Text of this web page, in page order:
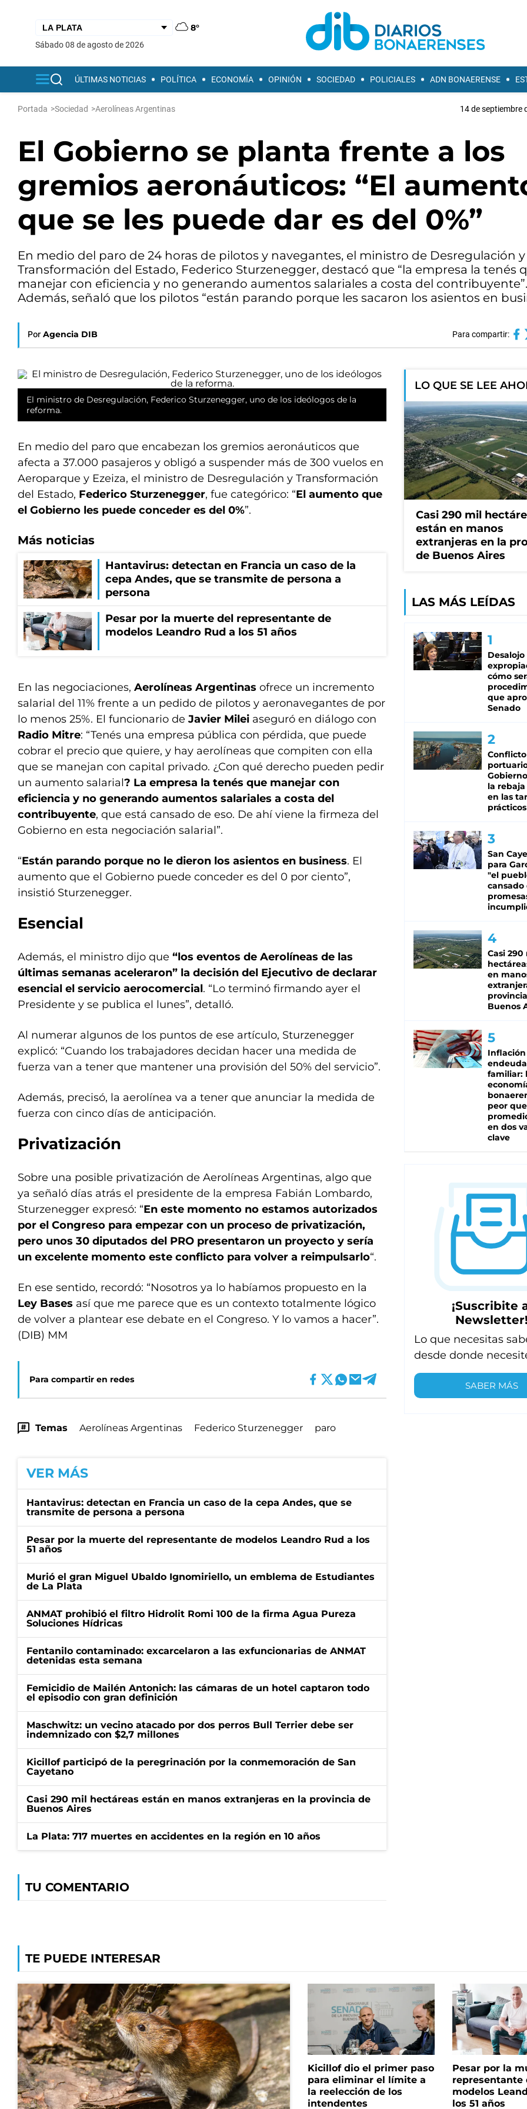
8°
sábado 08 de agosto de 2026
ÚLTIMAS NOTICIAS POLÍTICA ECONOMÍA OPINIÓN SOCIEDAD POLICIALES ADN BONAERENSE
Portada >Sociedad >Aerolíneas Argentinas 14 de septiembre
El Gobierno se planta frente a los
gremios aeronáuticos: “El
que se les puede dar es del 0%”
En medio del paro de 24 horas de pilotos y navegantes, el ministro de Desregulación y
Transformación del Estado, Federico Sturzenegger, destacó que “la empresa la tenés
manejar con eficiencia y no generando aumentos salariales a costa del contribuyente”.
Además, señaló que los pilotos “están parando porque les sacaron los asientos en
Por Agencia DIB Para compartir:
El ministro de Desregulación, Federico Sturzenegger, uno de los ideólogos de la
reforma.
En medio del paro que encabezan los gremios aeronáuticos que
afecta a 37.000 pasajeros y obligó a suspender más de 300 vuelos en
Aeroparque y Ezeiza, el ministro de Desregulación y Transformación
del Estado, Federico Sturzenegger, fue categórico: “El aumento que
el Gobierno les puede conceder es del 0%”.
Más noticias
Hantavirus: detectan en Francia un caso de la
cepa Andes, que se transmite de persona a
persona
Pesar por la muerte del representante de
modelos Leandro Rud a los 51 años
En las negociaciones, Aerolíneas Argentinas ofrece un incremento
salarial del 11% frente a un pedido de pilotos y aeronavegantes de por
lo menos 25%. El funcionario de Javier Milei aseguró en diálogo con
Radio Mitre: “Tenés una empresa pública con pérdida, que puede
cobrar el precio que quiere, y hay aerolíneas que compiten con ella
que se manejan con capital privado. ¿Con qué derecho pueden pedir
un aumento salarial? La empresa la tenés que manejar con
eficiencia y no generando aumentos salariales a costa del
contribuyente, que está cansado de eso. De ahí viene la firmeza del
Gobierno en esta negociación salarial”.
“Están parando porque no le dieron los asientos en business. El
aumento que el Gobierno puede conceder es del 0 por ciento”,
insistió Sturzenegger.
Esencial
Además, el ministro dijo que “los eventos de Aerolíneas de las
últimas semanas aceleraron” la decisión del Ejecutivo de declarar
esencial el servicio aerocomercial. “Lo terminó firmando ayer el
Presidente y se publica el lunes”, detalló.
Al numerar algunos de los puntos de ese artículo, Sturzenegger
explicó: “Cuando los trabajadores decidan hacer una medida de
fuerza van a tener que mantener una provisión del 50% del servicio”.
Además, precisó, la aerolínea va a tener que anunciar la medida de
fuerza con cinco días de anticipación.
Privatización
Sobre una posible privatización de Aerolíneas Argentinas, algo que
ya señaló días atrás el presidente de la empresa Fabián Lombardo,
Sturzenegger expresó: “En este momento no estamos autorizados
por el Congreso para empezar con un proceso de privatización,
pero unos 30 diputados del PRO presentaron un proyecto y sería
un excelente momento este conflicto para volver a reimpulsarlo“.
En ese sentido, recordó: “Nosotros ya lo habíamos propuesto en la
Ley Bases así que me parece que es un contexto totalmente lógico
de volver a plantear ese debate en el Congreso. Y lo vamos a hacer”.
(DIB) MM
Para compartir en redes
Temas Aerolíneas Argentinas Federico Sturzenegger paro
VER MÁS
Hantavirus: detectan en Francia un caso de la cepa Andes, que se
transmite de persona a persona
Pesar por la muerte del representante de modelos Leandro Rud a los
51 años
Murió el gran Miguel Ubaldo Ignomiriello, un emblema de Estudiantes
de La Plata
ANMAT prohibió el filtro Hidrolit Romi 100 de la firma Agua Pureza
Soluciones Hídricas
Fentanilo contaminado: excarcelaron a las exfuncionarias de ANMAT
detenidas esta semana
Femicidio de Mailén Antonich: las cámaras de un hotel captaron todo
el episodio con gran definición
Maschwitz: un vecino atacado por dos perros Bull Terrier debe ser
indemnizado con $2,7 millones
Kicillof participó de la peregrinación por la conmemoración de San
Cayetano
Casi 290 mil hectáreas están en manos extranjeras en la provincia de
Buenos Aires
La Plata: 717 muertes en accidentes en la región en 10 años
TU COMENTARIO
LO QUE SE LEE
Casi 290 mil
están en manos
extranjeras en la
de Buenos Aires
LAS MÁS LEÍDAS
cómo
que
Senado
Conflicto
la rebaja
en las
prácticos
San
para
"el
cansado
Casi 290
en
Buenos
Inflación
familiar:
peor
en dos
clave
¡Suscribite
Newsletter!
Lo que necesitas
desde donde
SABER MÁS
TE PUEDE INTERESAR
Kicillof dio el primer paso
para eliminar el límite a
la reelección de los
intendentes
Pesar por la
representante
modelos
los 51 años